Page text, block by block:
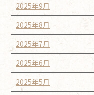
2025年9月
2025年8月
2025年7月
2025年6月
2025年5月